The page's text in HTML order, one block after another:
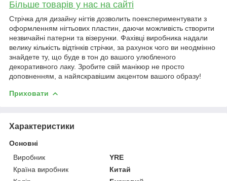
Більше товарів у нас на сайті
Стрічка для дизайну нігтів дозволить поекспериментувати з
оформленням нігтьових пластин, даючи можливість створити
незвичайні патерни та візерунки. Фахівці виробника надали
велику кількість відтінків стрічки, за рахунок чого ви неодмінно
знайдете ту, що буде в тон до вашого улюбленого
декоративного лаку. Зробите свій манікюр не просто
доповненням, а найяскравішим акцентом вашого образу!
Приховати
Характеристики
Основні
Виробник
YRE
Країна виробник
Китай